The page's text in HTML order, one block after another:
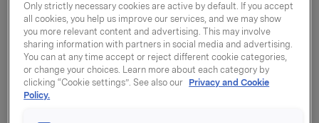
Eddik 7% Klar 0,6l
Only strictly necessary cookies are active by default. If you accept
all cookies, you help us improve our services, and we may show
you more relevant content and advertising. This may involve
sharing information with partners in social media and advertising.
You can at any time accept or reject different cookie categories,
or change your choices. Learn more about each category by
clicking “Cookie settings”. See also our Privacy and Cookie
Policy.